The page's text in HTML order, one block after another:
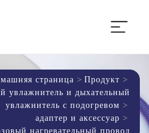
страница
Продукт
увлажнитель и дыхательный
увлажнитель с подогревом
адаптер и аксессуар
нагревательный провод